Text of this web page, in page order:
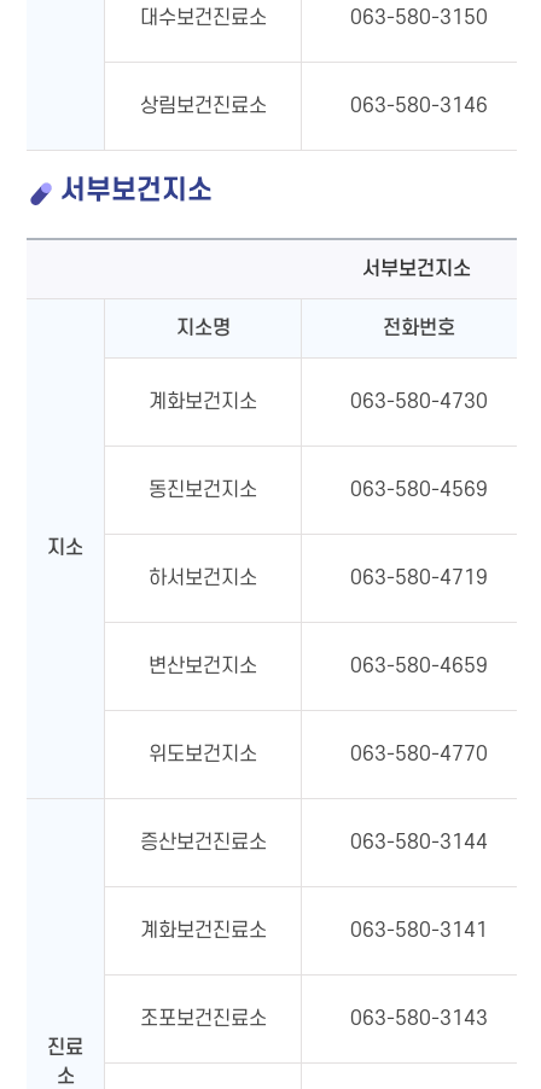
대수보건진료소 063-580-3150
상림보건진료소 063-580-3146
서부보건지소
서부보건지소
지소
지소명 전화번호
계화보건지소 063-580-4730
동진보건지소 063-580-4569
하서보건지소 063-580-4719
변산보건지소 063-580-4659
위도보건지소 063-580-4770
진료
소
증산보건진료소 063-580-3144
계화보건진료소 063-580-3141
조포보건진료소 063-580-3143